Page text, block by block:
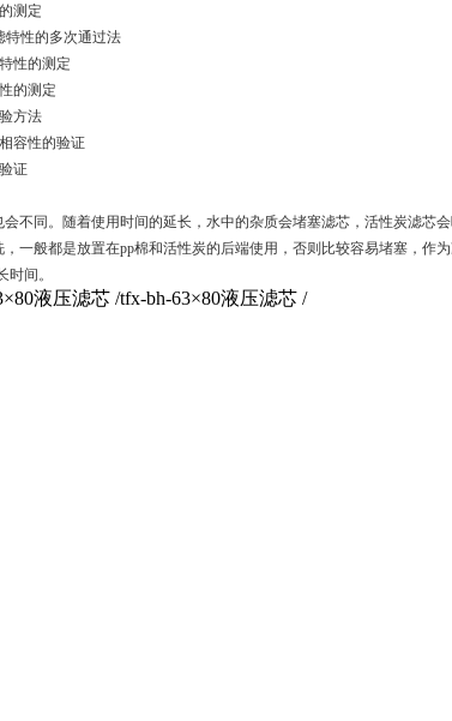
测定
特性的多次通过法
性的测定
的测定
方法
容性的验证
证
不同。随着使用时间的延长，水中的杂质会堵塞滤芯，活性炭滤芯
一般都是放置在pp棉和活性炭的后端使用，否则比较容易堵塞，作
时间。
液压滤芯 /tfx-bh-63×80液压滤芯 /